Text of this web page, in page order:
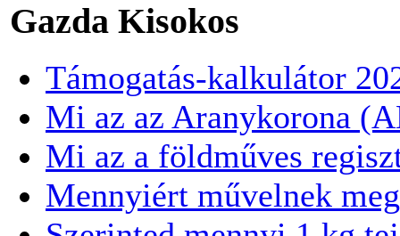
Gazda Kisokos
Támogatás-kalkulátor
Mi az az Aranykorona
Mi az a földműves
Mennyiért művelnek